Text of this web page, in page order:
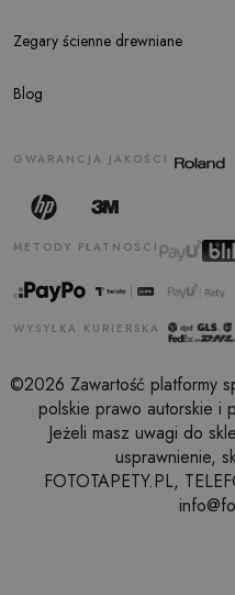
Zegary ścienne drewniane
Blog
GWARANCJA JAKOŚCI
WYSYŁKA KURIERSKA
METODY PŁATNOŚCI
©2026 Zawartość platformy
polskie prawo autorskie i
Jeżeli masz uwagi do
usprawnienie,
FOTOTAPETY.PL,